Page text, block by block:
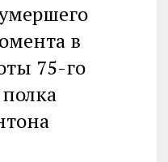
в
75-го